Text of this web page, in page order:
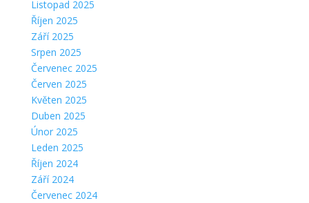
Listopad 2025
Říjen 2025
Září 2025
Srpen 2025
Červenec 2025
Červen 2025
Květen 2025
Duben 2025
Únor 2025
Leden 2025
Říjen 2024
Září 2024
Červenec 2024